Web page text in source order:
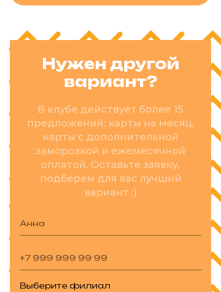
Нужен другой
вариант?
В клубе действует более 15
предложений: карты на месяц,
карты с дополнительной
заморозкой и ежемесячной
оплатой. Оставьте заявку,
подберем для вас лучший
вариант :)
Выберите филиал